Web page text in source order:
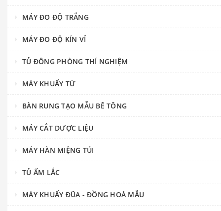
MÁY ĐO ĐỘ TRẮNG
MÁY ĐO ĐỘ KÍN VỈ
TỦ ĐÔNG PHÒNG THÍ NGHIỆM
MÁY KHUẤY TỪ
BÀN RUNG TẠO MẪU BÊ TÔNG
MÁY CẮT DƯỢC LIỆU
MÁY HÀN MIỆNG TÚI
TỦ ẤM LẮC
MÁY KHUẤY ĐŨA - ĐỒNG HOÁ MẪU